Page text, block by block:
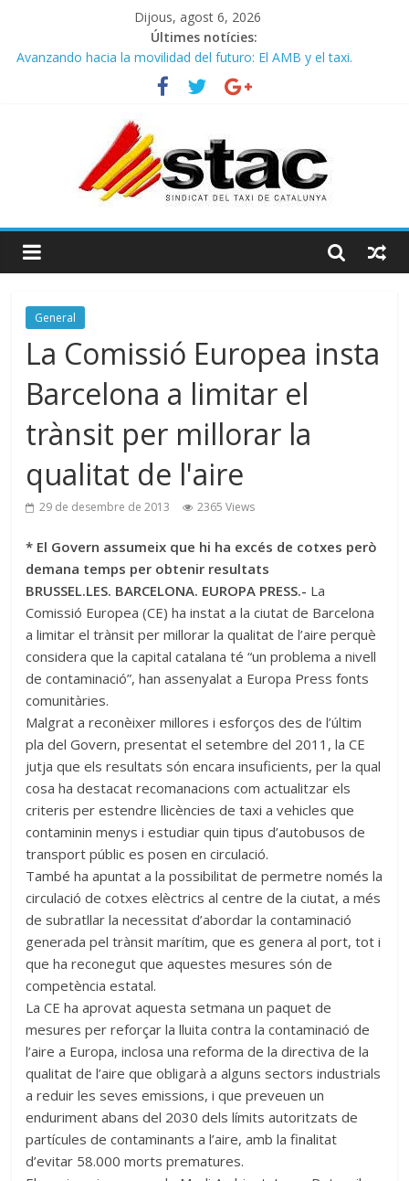
Dijous, agost 6, 2026
Últimes notícies:
Avanzando hacia la movilidad del futuro: El AMB y el taxi.
Programa de Radio TAXI LIBRE 29.07.2026 en COOLTURA FM.
STAC/ATC SOLICITAN TAULA TÈCNICA PARA MEJORAR LA
OPERATIVA DE ENTRADA EN EL PUERTO DE BARCELONA.
Programa de Radio TAXI LIBRE 22.07.2026 en COOLTURA FM.
Edición 385
COMUNICADO CONJUNTO STAC – ATC
General
La Comissió Europea insta
Barcelona a limitar el
trànsit per millorar la
qualitat de l'aire
29 de desembre de 2013 2365 Views
* El Govern assumeix que hi ha excés de cotxes però
demana temps per obtenir resultats
BRUSSEL.LES. BARCELONA. EUROPA PRESS.- La
Comissió Europea (CE) ha instat a la ciutat de Barcelona
a limitar el trànsit per millorar la qualitat de l’aire perquè
considera que la capital catalana té “un problema a nivell
de contaminació”, han assenyalat a Europa Press fonts
comunitàries.
Malgrat a reconèixer millores i esforços des de l’últim
pla del Govern, presentat el setembre del 2011, la CE
jutja que els resultats són encara insuficients, per la qual
cosa ha destacat recomanacions com actualitzar els
criteris per estendre llicències de taxi a vehicles que
contaminin menys i estudiar quin tipus d’autobusos de
transport públic es posen en circulació.
També ha apuntat a la possibilitat de permetre només la
circulació de cotxes elèctrics al centre de la ciutat, a més
de subratllar la necessitat d’abordar la contaminació
generada pel trànsit marítim, que es genera al port, tot i
que ha reconegut que aquestes mesures són de
competència estatal.
La CE ha aprovat aquesta setmana un paquet de
mesures per reforçar la lluita contra la contaminació de
l’aire a Europa, inclosa una reforma de la directiva de la
qualitat de l’aire que obligarà a alguns sectors industrials
a reduir les seves emissions, i que preveuen un
enduriment abans del 2030 dels límits autoritzats de
partícules de contaminants a l’aire, amb la finalitat
d’evitar 58.000 morts prematures.